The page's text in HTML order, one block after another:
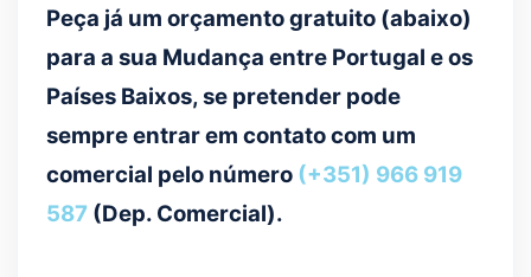
Peça já um orçamento gratuito (abaixo)
para a sua Mudança entre Portugal e os
Países Baixos, se pretender pode
sempre entrar em contato com um
comercial pelo número (+351) 966 919
587 (Dep. Comercial).